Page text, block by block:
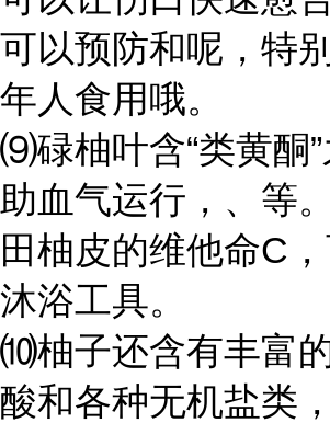
可以预防和呢，特
年人食用哦。
⑼碌柚叶含“类黄酮
助血气运行，、等
田柚皮的维他命C
沐浴工具。
⑽柚子还含有丰富
酸和各种无机盐类